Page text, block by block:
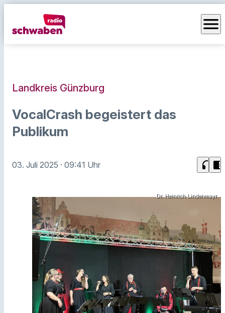
menu
Landkreis Günzburg
VocalCrash begeistert das
Publikum
03. Juli 2025 · 09:41 Uhr headphones chrome_reader_mode
Dr. Heinrich Lindenmayr